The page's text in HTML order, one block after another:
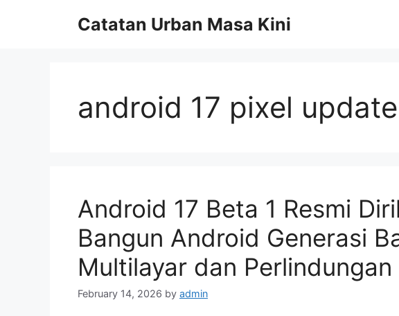
Catatan Urban Masa Kini
android 17 pixel
Android 17 Beta 1 Resmi
Bangun Android Generasi
Multilayar dan
February 14, 2026 by admin